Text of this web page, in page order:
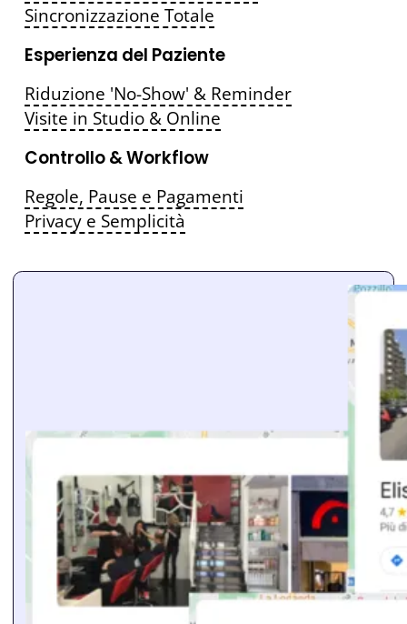
Sincronizzazione Totale
Esperienza del Paziente
Riduzione 'No-Show' & Reminder
Visite in Studio & Online
Controllo & Workflow
Regole, Pause e Pagamenti
Privacy e Semplicità